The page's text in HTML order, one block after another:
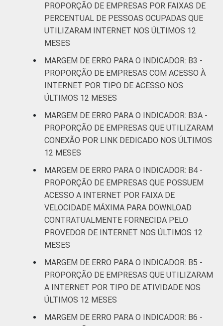
Transporte,
armazenagem
e correio
7,1 7,1
Alojamento e
alimentação
5,2 5,2
Atividades
Atividades
profissionais,
científicas e
Atividades
administrativas
e serviços
complentares
Informação e
3,9 4,0
Artes, cultura,
esporte e
recreação;
Outras
atividades de
PROPORÇÃO DE EMPRESAS POR FAIXAS DE
PERCENTUAL DE PESSOAS OCUPADAS QUE
UTILIZARAM INTERNET NOS ÚLTIMOS 12
MESES
MARGEM DE ERRO PARA O INDICADOR: B3 -
PROPORÇÃO DE EMPRESAS COM ACESSO À
INTERNET POR TIPO DE ACESSO NOS
ÚLTIMOS 12 MESES
MARGEM DE ERRO PARA O INDICADOR: B3A -
PROPORÇÃO DE EMPRESAS QUE UTILIZARAM
CONEXÃO POR LINK DEDICADO NOS ÚLTIMOS
12 MESES
MARGEM DE ERRO PARA O INDICADOR: B4 -
PROPORÇÃO DE EMPRESAS QUE POSSUEM
ACESSO A INTERNET POR FAIXA DE
VELOCIDADE MÁXIMA PARA DOWNLOAD
CONTRATUALMENTE FORNECIDA PELO
PROVEDOR DE INTERNET NOS ÚLTIMOS 12
MESES
MARGEM DE ERRO PARA O INDICADOR: B5 -
PROPORÇÃO DE EMPRESAS QUE UTILIZARAM
A INTERNET POR TIPO DE ATIVIDADE NOS
ÚLTIMOS 12 MESES
MARGEM DE ERRO PARA O INDICADOR: B6 -